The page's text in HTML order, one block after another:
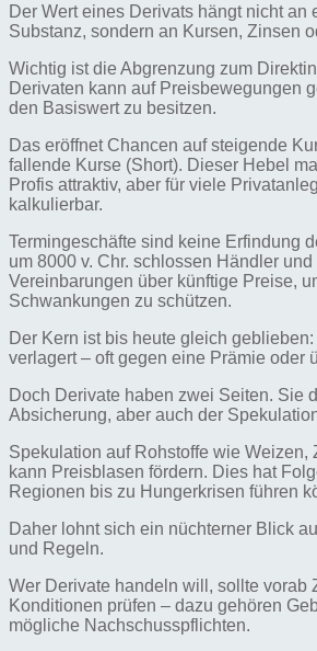
Der Wert eines Derivats hängt nicht an
Substanz, sondern an Kursen, Zinsen
Wichtig ist die Abgrenzung zum
Derivaten kann auf Preisbewegungen
den Basiswert zu besitzen.
Das eröffnet Chancen auf steigende
fallende Kurse (Short). Dieser Hebel
Profis attraktiv, aber für viele
kalkulierbar.
Termingeschäfte sind keine Erfindung
um 8000 v. Chr. schlossen Händler
Vereinbarungen über künftige Preise,
Schwankungen zu schützen.
Der Kern ist bis heute gleich
verlagert – oft gegen eine Prämie oder
Doch Derivate haben zwei Seiten. Sie
Absicherung, aber auch der
Spekulation auf Rohstoffe wie Weizen,
kann Preisblasen fördern. Dies hat
Regionen bis zu Hungerkrisen führen
Daher lohnt sich ein nüchterner Blick
und Regeln.
Wer Derivate handeln will, sollte vorab
Konditionen prüfen – dazu gehören
mögliche Nachschusspflichten.